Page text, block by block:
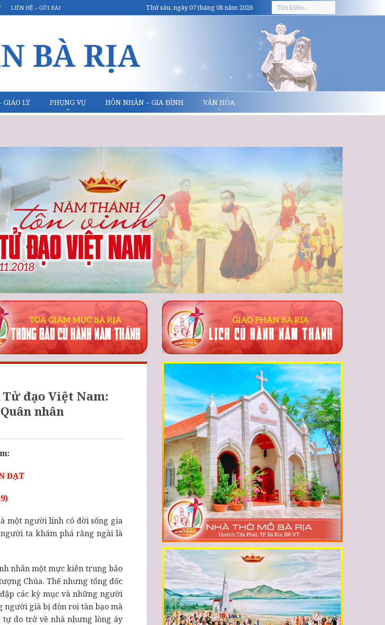
LIÊN HỆ – GỬI BÀI Thứ sáu, ngày 07 tháng 08 năm 2026
LÝ PHỤNG VỤ HÔN NHÂN – GIA ĐÌNH VĂN HÓA
Tử đạo Việt Nam:
nhân
ĐẠT
một người lính có đời sống gia
ta khám phá rằng ngài là
nhân một mực kiên trung bảo
Chúa. Thế nhưng tổng đốc
các kỳ mục và những người
già bị đòn roi tàn bạo mà
do trở về nhà nhưng lòng áy